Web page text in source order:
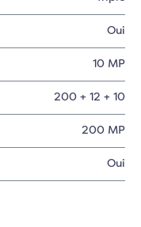
Oui
10 MP
200 + 12 + 10
200 MP
Oui